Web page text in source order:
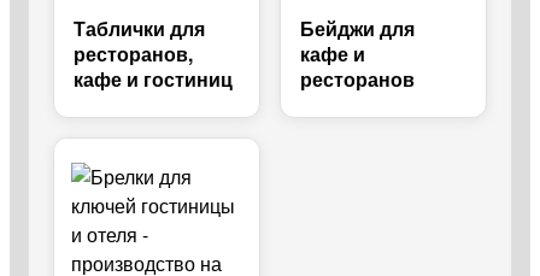
Таблички для
ресторанов,
кафе и гостиниц
Бейджи для
кафе и
ресторанов